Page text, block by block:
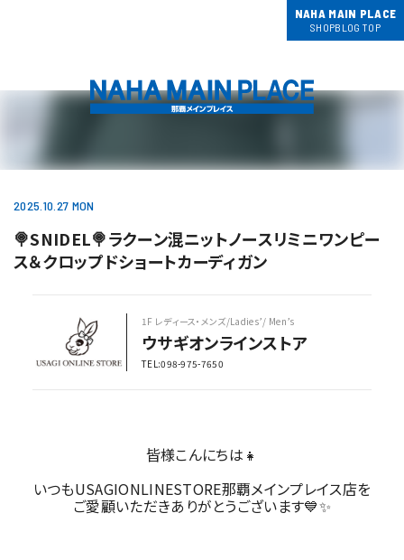
NAHA MAIN PLACE
SHOPBLOG TOP
2025.10.27 MON
🍭SNIDEL🍭ラクーン混ニットノースリミニワンピー
ス＆クロップドショートカーディガン
1F レディース・メンズ/Ladies’/ Men’s
ウサギオンラインストア
TEL:098-975-7650
皆様こんにちは👧
いつもUSAGIONLINESTORE那覇メインプレイス店を
ご愛顧いただきありがとうございます💙✨